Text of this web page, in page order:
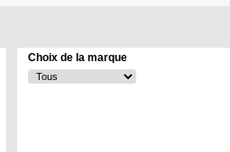
Choix de la marque